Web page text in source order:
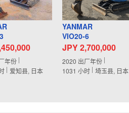
年份
爱知县, 日本
YANMAR
VIO20-6
JPY 2,700,000
2020 出厂年份
1031 小时 埼玉县, 日本